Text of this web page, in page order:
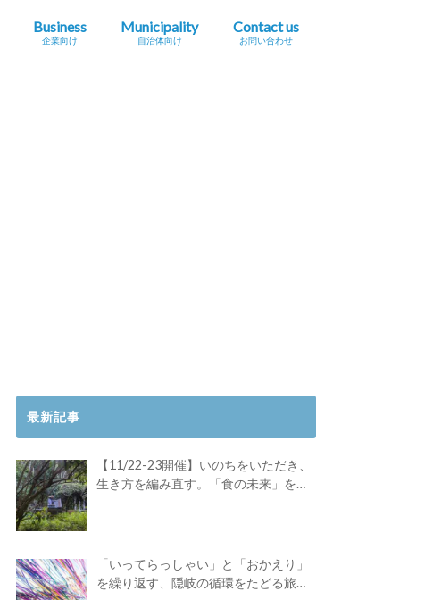
Business
企業向け
Municipality
自治体向け
Contact us
お問い合わせ
最新記事
【11/22-23開催】いのちをいただき、
生き方を編み直す。「食の未来」を対
「いってらっしゃい」と「おかえり」
を繰り返す、隠岐の循環をたどる旅